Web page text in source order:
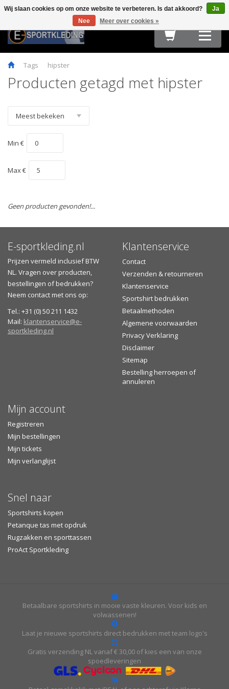
Terug
HARDLOOPKLEDING
Terug
TEAMWEAR
Terug
FIETSKLEDING
Terug
FITNESS
Terug
OUTDOOR
Terug
ACCESSOIRES
Terug
E-SPORT & GAMING
Terug
OBSTACLE RUN & BOOTCAMP
Terug
MAATTABELLEN
Tags hipster
Producten getagd met hipster
Min €
Max €
Geen producten gevonden!...
E-sportkleding.nl
Prijzen vermeld inclusief BTW
NL. Vragen over producten,
bestellingen of bedrukken?
Neem contact met ons op:
Tel.: +31 (0) 50 211 1432
Mail: klantenservice@e-
sportkleding.nl
Klantenservice
Contact
Verzenden & retourneren
Klantenservice
Sportshirt bedrukken
Betaalmethoden
Algemene voorwaarden
Privacy Verklaring
Disclaimer
Sitemap
Bestelling herroepen of
annuleren
Mijn account
Registreren
Mijn bestellingen
Mijn tickets
Mijn verlanglijst
Snel naar
Sportshirts kopen
Petanque tas met opdruk
Rugzakken en sporttassen
ProAct Sportkleding
Betaalbare sportshirts in mooie vaste kleuren. Voor kids en
volwassenen!
Laat je nieuwe sportshirts direct bedrukken met team logo's
Gratis verzending NL vanaf € 30,00 of kies een van onze
spoedleveringen
Wij slaan cookies op om onze website te verbeteren. Is dat akkoord?
Ja
Nee
Meer over cookies »